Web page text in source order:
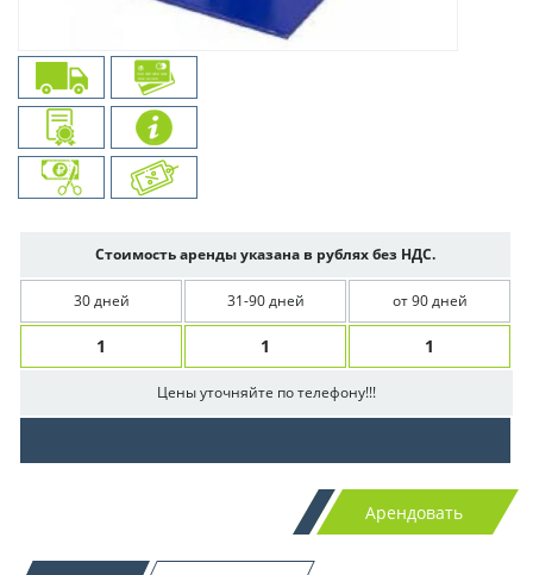
Стоимость аренды указана в рублях без НДС.
30 дней 31-90 дней от 90 дней
1 1 1
Цены уточняйте по телефону!!!
Арендовать